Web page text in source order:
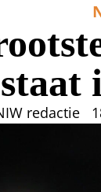
staat
redactie